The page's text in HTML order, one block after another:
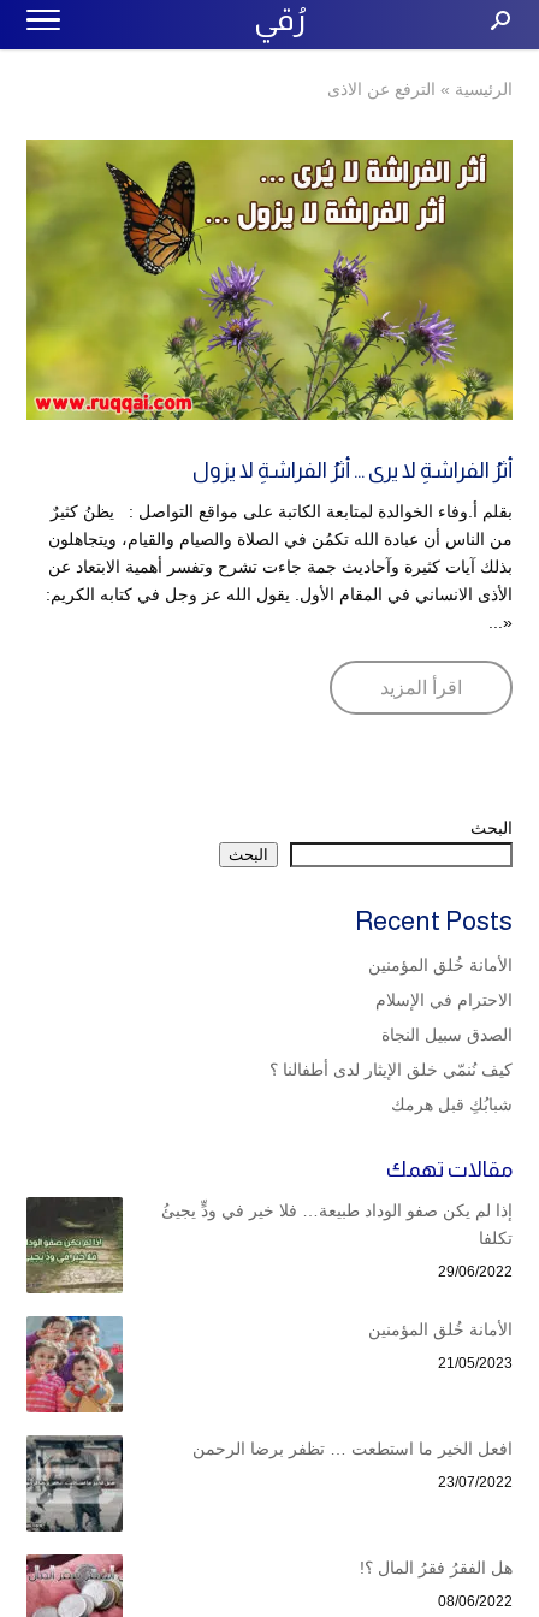
رُقي
الرئيسية » الترفع عن الاذى
أثرُ الفراشةِ لا يرى … أثرُ الفراشةِ لا يزول
بقلم أ.وفاء الخوالدة لمتابعة الكاتبة على مواقع التواصل : يظنُ كثيرٌ
من الناس أن عبادة الله تكمُن في الصلاة والصيام والقيام، ويتجاهلون
بذلك آيات كثيرة وآحاديث جمة جاءت تشرح وتفسر أهمية الابتعاد عن
الأذى الانساني في المقام الأول. يقول الله عز وجل في كتابه الكريم:
«...
اقرأ المزيد
البحث
البحث
Recent Posts
الأمانة خُلق المؤمنين
الاحترام في الإسلام
الصدق سبيل النجاة
كيف نُنمّي خلق الإيثار لدى أطفالنا ؟
شبابُكِ قبل هرمك
مقالات تهمك
إذا لم يكن صفو الوداد طبيعة… فلا خير في ودٍّ يجيئُ
تكلفا
29/06/2022
الأمانة خُلق المؤمنين
21/05/2023
افعل الخير ما استطعت … تظفر برضا الرحمن
23/07/2022
هل الفقرُ فقرُ المال ؟!
08/06/2022